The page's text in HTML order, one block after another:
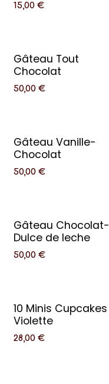
15,00 €
Gâteau Tout
Chocolat
50,00 €
Gâteau Vanille-
Chocolat
50,00 €
Gâteau Chocolat-
Dulce de leche
50,00 €
10 Minis Cupcakes
Violette
28,00 €